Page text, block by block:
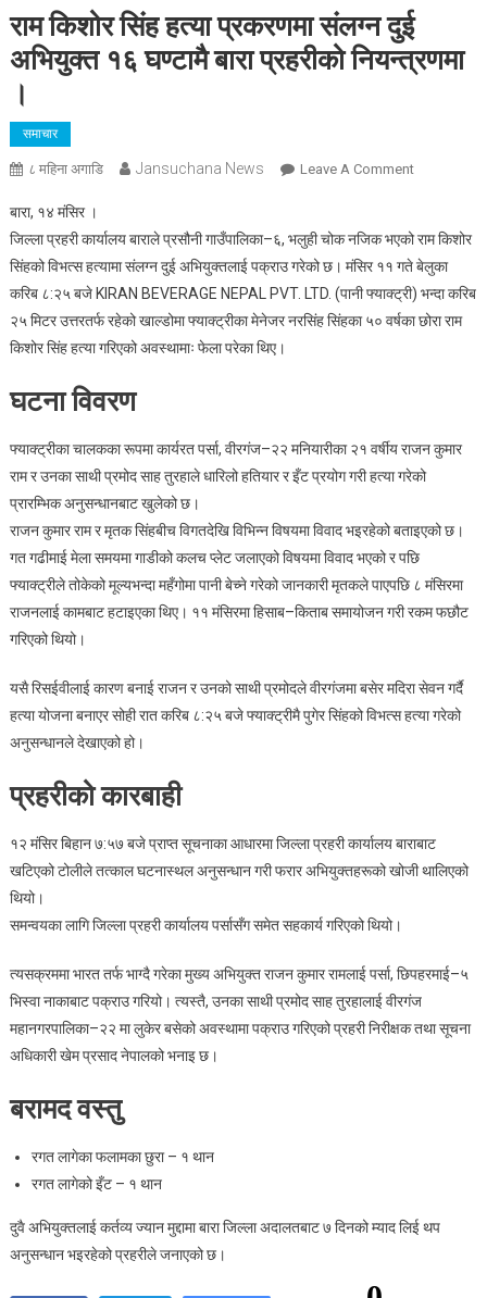
राम किशोर सिंह हत्या प्रकरणमा संलग्न दुई
अभियुक्त १६ घण्टामै बारा प्रहरीको नियन्त्रणमा
।
समाचार
८ महिना अगाडि Jansuchana News Leave A CommentOn
सिंह
हत्या
प्रकरणमा
संलग्न
बारा
प्रहरीको
बारा, १४ मंसिर ।
जिल्ला प्रहरी कार्यालय बाराले प्रसौनी गाउँपालिका–६, भलुही चोक नजिक भएको राम किशोर
सिंहको विभत्स हत्यामा संलग्न दुई अभियुक्तलाई पक्राउ गरेको छ। मंसिर ११ गते बेलुका
करिब ८:२५ बजे KIRAN BEVERAGE NEPAL PVT. LTD. (पानी फ्याक्ट्री) भन्दा करिब
२५ मिटर उत्तरतर्फ रहेको खाल्डोमा फ्याक्ट्रीका मेनेजर नरसिंह सिंहका ५० वर्षका छोरा राम
किशोर सिंह हत्या गरिएको अवस्थामाः फेला परेका थिए।
घटना विवरण
फ्याक्ट्रीका चालकका रूपमा कार्यरत पर्सा, वीरगंज–२२ मनियारीका २१ वर्षीय राजन कुमार
राम र उनका साथी प्रमोद साह तुरहाले धारिलो हतियार र इँट प्रयोग गरी हत्या गरेको
प्रारम्भिक अनुसन्धानबाट खुलेको छ।
राजन कुमार राम र मृतक सिंहबीच विगतदेखि विभिन्न विषयमा विवाद भइरहेको बताइएको छ।
गत गढीमाई मेला समयमा गाडीको कलच प्लेट जलाएको विषयमा विवाद भएको र पछि
फ्याक्ट्रीले तोकेको मूल्यभन्दा महँगोमा पानी बेच्ने गरेको जानकारी मृतकले पाएपछि ८ मंसिरमा
राजनलाई कामबाट हटाइएका थिए। ११ मंसिरमा हिसाब–किताब समायोजन गरी रकम फछौट
गरिएको थियो।
यसै रिसईवीलाई कारण बनाई राजन र उनको साथी प्रमोदले वीरगंजमा बसेर मदिरा सेवन गर्दै
हत्या योजना बनाएर सोही रात करिब ८:२५ बजे फ्याक्ट्रीमै पुगेर सिंहको विभत्स हत्या गरेको
अनुसन्धानले देखाएको हो।
प्रहरीको कारबाही
१२ मंसिर बिहान ७:५७ बजे प्राप्त सूचनाका आधारमा जिल्ला प्रहरी कार्यालय बाराबाट
खटिएको टोलीले तत्काल घटनास्थल अनुसन्धान गरी फरार अभियुक्तहरूको खोजी थालिएको
थियो।
समन्वयका लागि जिल्ला प्रहरी कार्यालय पर्सासँग समेत सहकार्य गरिएको थियो।
त्यसक्रममा भारत तर्फ भाग्दै गरेका मुख्य अभियुक्त राजन कुमार रामलाई पर्सा, छिपहरमाई–५
भिस्वा नाकाबाट पक्राउ गरियो। त्यस्तै, उनका साथी प्रमोद साह तुरहालाई वीरगंज
महानगरपालिका–२२ मा लुकेर बसेको अवस्थामा पक्राउ गरिएको प्रहरी निरीक्षक तथा सूचना
अधिकारी खेम प्रसाद नेपालको भनाइ छ।
बरामद वस्तु
रगत लागेका फलामका छुरा – १ थान
रगत लागेको इँट – १ थान
दुवै अभियुक्तलाई कर्तव्य ज्यान मुद्दामा बारा जिल्ला अदालतबाट ७ दिनको म्याद लिई थप
अनुसन्धान भइरहेको प्रहरीले जनाएको छ।